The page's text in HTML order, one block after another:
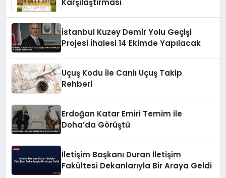
Karşılaştırması
İstanbul Kuzey Demir Yolu Geçişi
Projesi İhalesi 14 Ekimde Yapılacak
Uçuş Kodu İle Canlı Uçuş Takip
Rehberi
Erdoğan Katar Emiri Temim ile
Doha’da Görüştü
İletişim Başkanı Duran İletişim
Fakültesi Dekanlarıyla Bir Araya Geldi